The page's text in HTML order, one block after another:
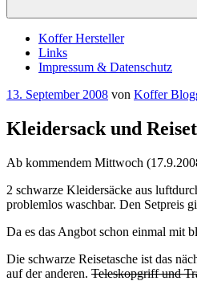
Koffer Hersteller
Links
Impressum & Datenschutz
Veröffentlicht
13. September 2008 von Koffer
Kleidersack und
Ab kommendem Mittwoch
2 schwarze Kleidersäcke aus
problemlos waschbar. Den Setpreis
Da es das Angbot schon einmal mit
Die schwarze Reisetasche ist das
auf der anderen. Teleskopgriff und